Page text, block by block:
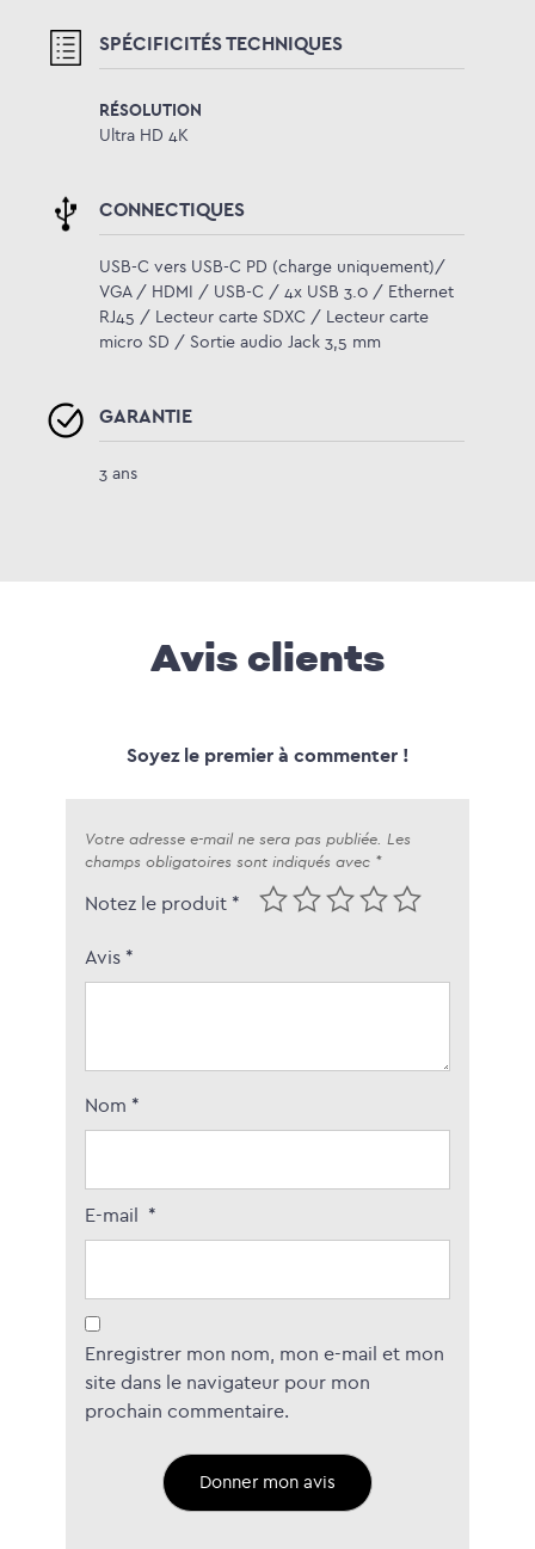
SPÉCIFICITÉS TECHNIQUES
RÉSOLUTION
Ultra HD 4K
CONNECTIQUES
USB-C vers USB-C PD (charge uniquement)/
VGA / HDMI / USB-C / 4x USB 3.0 / Ethernet
RJ45 / Lecteur carte SDXC / Lecteur carte
micro SD / Sortie audio Jack 3,5 mm
GARANTIE
3 ans
Avis clients
Soyez le premier à commenter !
Votre adresse e-mail ne sera pas publiée. Les
champs obligatoires sont indiqués avec *
Notez le produit *
Avis *
Nom *
E-mail *
Enregistrer mon nom, mon e-mail et mon
site dans le navigateur pour mon
prochain commentaire.